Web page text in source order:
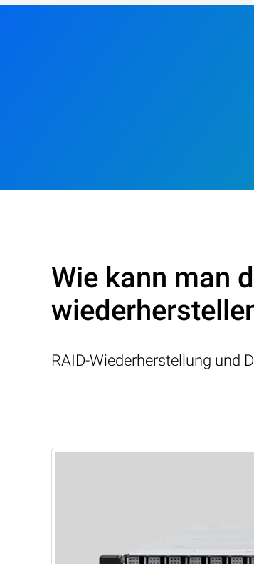
Wie kann man
RAID-Wiederherstellung und